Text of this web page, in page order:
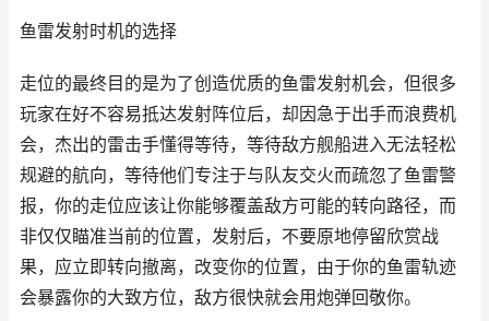
鱼雷发射时机的选择
走位的最终目的是为了创造优质的鱼雷发射机会，但很多
玩家在好不容易抵达发射阵位后，却因急于出手而浪费机
会，杰出的雷击手懂得等待，等待敌方舰船进入无法轻松
规避的航向，等待他们专注于与队友交火而疏忽了鱼雷警
报，你的走位应该让你能够覆盖敌方可能的转向路径，而
非仅仅瞄准当前的位置，发射后，不要原地停留欣赏战
果，应立即转向撤离，改变你的位置，由于你的鱼雷轨迹
会暴露你的大致方位，敌方很快就会用炮弹回敬你。